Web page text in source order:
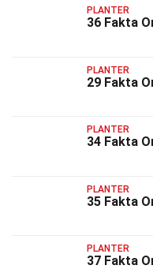
PLANTER
36 Fakta
PLANTER
29 Fakta
PLANTER
34 Fakta
PLANTER
35 Fakta
PLANTER
37 Fakta